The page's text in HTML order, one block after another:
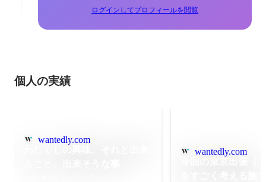
ログインしてプロフィールを閲覧
個人の実績
wantedly.com
wantedly.com